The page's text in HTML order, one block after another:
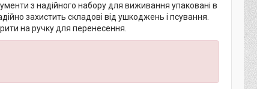
з надійного набору для виживання упаковані в
захистить складові від ушкоджень і псування.
на ручку для перенесення.